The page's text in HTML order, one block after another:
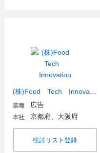
業種 広告
本社 京都府、大阪府
検討リスト登録